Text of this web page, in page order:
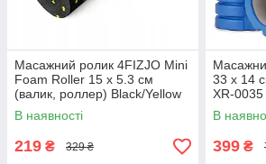
Масажний ролик 4FIZJO Mini
Foam Roller 15 x 5.3 см
(валик, роллер) Black/Yellow
(P-5907222931790)
В наявності
219 ₴ 329 ₴
33 x 14
XR-0035
В
399 ₴